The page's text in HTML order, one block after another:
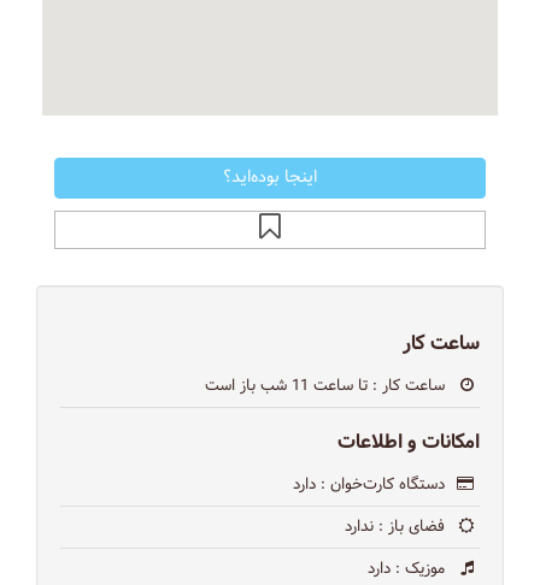
اینجا بوده‌اید؟
ساعت کار
ساعت کار : تا ساعت 11 شب باز است
امکانات و اطلاعات
دستگاه کارت‌خوان : دارد
فضای باز : ندارد
موزیک : دارد